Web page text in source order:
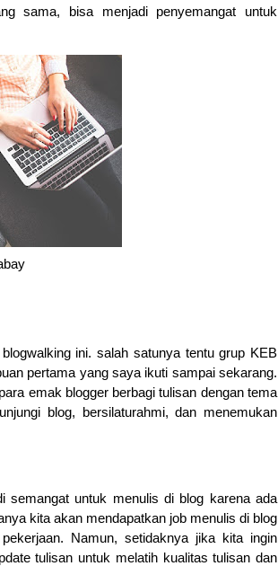
sama, bisa menjadi penyemangat untuk
ini. salah satunya tentu grup KEB
pertama yang saya ikuti sampai sekarang.
emak blogger berbagi tulisan dengan tema
blog, bersilaturahmi, dan menemukan
semangat untuk menulis di blog karena ada
kita akan mendapatkan job menulis di blog
Namun, setidaknya jika kita ingin
tulisan untuk melatih kualitas tulisan dan